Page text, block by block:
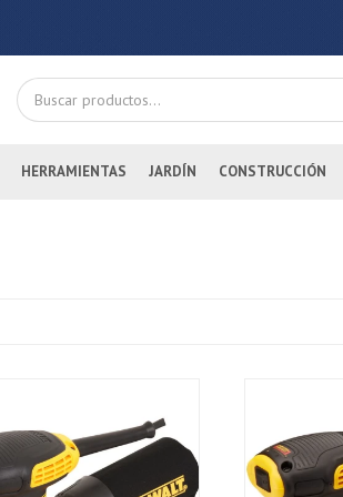
HERRAMIENTAS JARDÍN CONSTRUCCIÓN